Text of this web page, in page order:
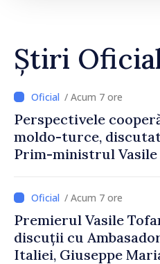
Știri
/ Acum 7 ore
Perspectivele
moldo-turce,
Prim-ministrul Vasile
Uygar Mustafa Sertel
/ Acum 7 ore
Premierul Vasile
discuții cu
Italiei, Giuseppe